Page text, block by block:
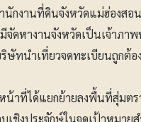
นักงานที่ดินจังหวัดแม่ฮ่องสอ
จัดหางานจังหวัดเป็นเจ้าภา
ษัทนำเที่ยวจดทะเบียนถูกต้
น้าที่ได้แยกย้ายลงพื้นที่สุ่มต
เชิงประจักษ์ในจุดเป้าหมาย